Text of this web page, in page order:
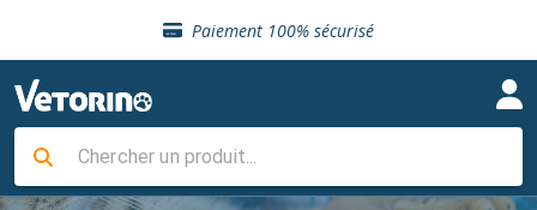
Paiement 100% sécurisé
Livraison gratuite en clinique vétérinaire
Sélection de croquettes vétérinaire
Livraison gratuite en clinique vétérinaire
Retour gratuit en clinique